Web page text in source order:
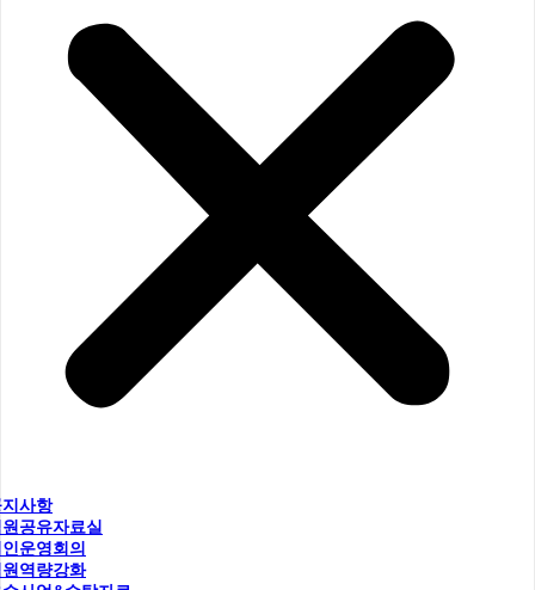
사항
공유자료실
운영회의
역량강화